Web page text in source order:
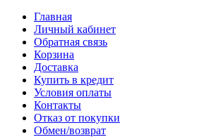
Главная
Личный кабинет
Обратная связь
Корзина
Доставка
Купить в кредит
Условия оплаты
Контакты
Отказ от покупки
Обмен/возврат